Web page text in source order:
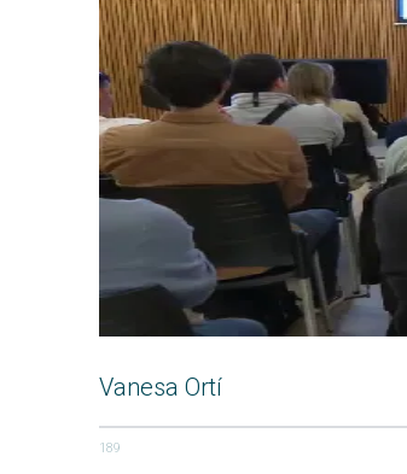
Vanesa Ortí
189